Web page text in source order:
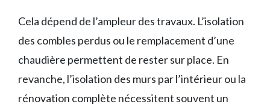
Cela dépend de l’ampleur des travaux. L’isolation
des combles perdus ou le remplacement d’une
chaudière permettent de rester sur place. En
revanche, l’isolation des murs par l’intérieur ou la
rénovation complète nécessitent souvent un